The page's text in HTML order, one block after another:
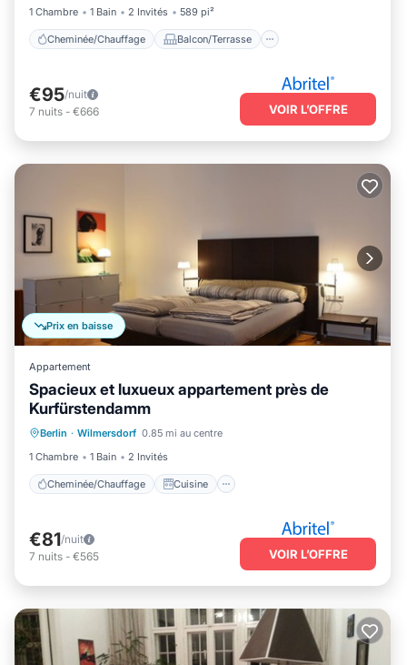
1 Chambre 1 Bain 2 Invités 589 pi²
Cheminée/Chauffage Balcon/Terrasse
€95/nuit
7 nuits - €666 VOIR L’OFFRE
Prix en baisse
Appartement
Spacieux et luxueux appartement près de
Kurfürstendamm
Berlin · Wilmersdorf 0.85 mi au centre
1 Chambre
1 Bain 2 Invités
Cheminée/Chauffage Cuisine
Cheminée/Chauffage
Parking
Internet
€81/nuit
7 nuits - €565 VOIR L’OFFRE